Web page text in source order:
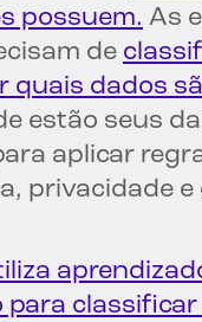
possuem. As
de
quais dados
estão seus
aplicar
privacidade e
para